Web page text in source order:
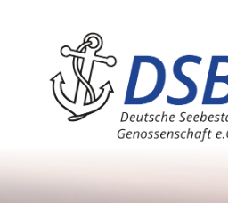
Hauptnavigation